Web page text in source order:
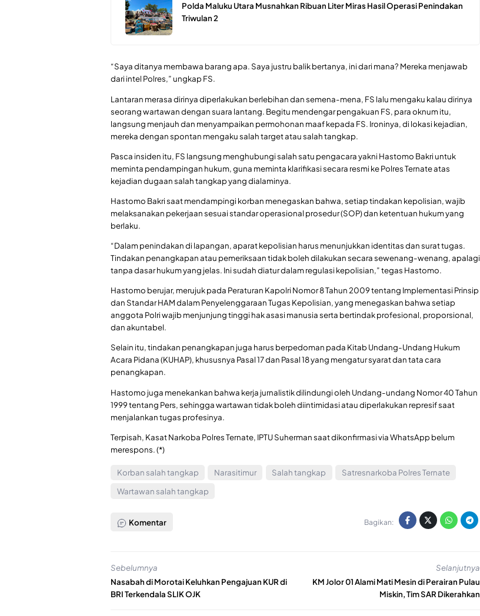
Polda Maluku Utara Musnahkan Ribuan Liter Miras Hasil Operasi Penindakan
Triwulan 2
“Saya ditanya membawa barang apa. Saya justru balik bertanya, ini dari mana? Mereka menjawab
dari intel Polres,” ungkap FS.
Lantaran merasa dirinya diperlakukan berlebihan dan semena-mena, FS lalu mengaku kalau dirinya
seorang wartawan dengan suara lantang. Begitu mendengar pengakuan FS, para oknum itu,
langsung menjauh dan menyampaikan permohonan maaf kepada FS. Ironinya, di lokasi kejadian,
mereka dengan spontan mengaku salah target atau salah tangkap.
Pasca insiden itu, FS langsung menghubungi salah satu pengacara yakni Hastomo Bakri untuk
meminta pendampingan hukum, guna meminta klarifikasi secara resmi ke Polres Ternate atas
kejadian dugaan salah tangkap yang dialaminya.
Hastomo Bakri saat mendampingi korban menegaskan bahwa, setiap tindakan kepolisian, wajib
melaksanakan pekerjaan sesuai standar operasional prosedur (SOP) dan ketentuan hukum yang
berlaku.
“Dalam penindakan di lapangan, aparat kepolisian harus menunjukkan identitas dan surat tugas.
Tindakan penangkapan atau pemeriksaan tidak boleh dilakukan secara sewenang-wenang, apalagi
tanpa dasar hukum yang jelas. Ini sudah diatur dalam regulasi kepolisian,” tegas Hastomo.
Hastomo berujar, merujuk pada Peraturan Kapolri Nomor 8 Tahun 2009 tentang Implementasi Prinsip
dan Standar HAM dalam Penyelenggaraan Tugas Kepolisian, yang menegaskan bahwa setiap
anggota Polri wajib menjunjung tinggi hak asasi manusia serta bertindak profesional, proporsional,
dan akuntabel.
Selain itu, tindakan penangkapan juga harus berpedoman pada Kitab Undang-Undang Hukum
Acara Pidana (KUHAP), khususnya Pasal 17 dan Pasal 18 yang mengatur syarat dan tata cara
penangkapan.
Hastomo juga menekankan bahwa kerja jurnalistik dilindungi oleh Undang-undang Nomor 40 Tahun
1999 tentang Pers, sehingga wartawan tidak boleh diintimidasi atau diperlakukan represif saat
menjalankan tugas profesinya.
Terpisah, Kasat Narkoba Polres Ternate, IPTU Suherman saat dikonfirmasi via WhatsApp belum
merespons. (*)
Korban salah tangkap Narasitimur Salah tangkap
Satresnarkoba Polres Ternate
Wartawan salah tangkap
Komentar Bagikan:
Sebelumnya
Nasabah di Morotai Keluhkan Pengajuan KUR di
BRI Terkendala SLIK OJK
Selanjutnya
KM Jolor 01 Alami Mati Mesin di Perairan Pulau
Miskin, Tim SAR Dikerahkan